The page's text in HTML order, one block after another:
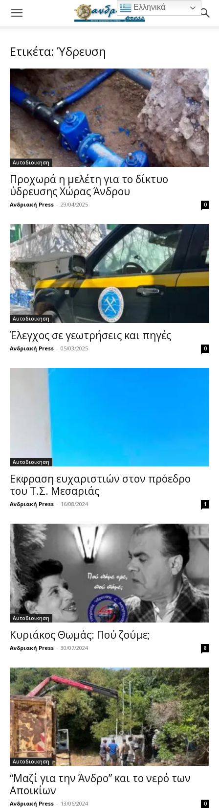
Ετικέτα: Ύδρευση
Αυτοδιοικηση
Προχωρά η μελέτη για το δίκτυο
ύδρευσης Χώρας Άνδρου
Ανδριακή Press - 29/04/2025 0
Αυτοδιοικηση
Έλεγχος σε γεωτρήσεις και πηγές
Ανδριακή Press - 05/03/2025 0
Αυτοδιοικηση
Εκφραση ευχαριστιών στον πρόεδρο
του Τ.Σ. Μεσαριάς
Ανδριακή Press - 16/08/2024 1
Αυτοδιοικηση
Κυριάκος Θωμάς: Πού ζούμε;
Ανδριακή Press - 30/07/2024 8
Αυτοδιοικηση
“Μαζί για την Άνδρο” και το νερό των
Αποικίων
Ανδριακή Press - 13/06/2024 0
Ελληνικά